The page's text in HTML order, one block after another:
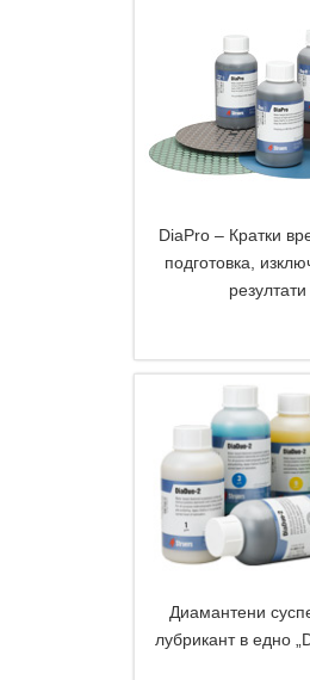
DiaPro – Кратки
подготовка,
резултати
Диамантени
лубрикант в едно